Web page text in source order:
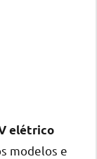
elétrico
modelos e